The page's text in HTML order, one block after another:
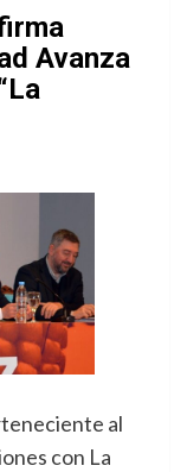
Avanza
al
con La